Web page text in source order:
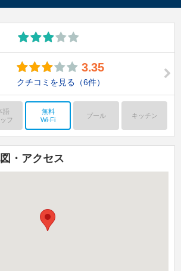
3.35
クチコミを見る （6件）
語
フ
無料
Wi-Fi
プール キッチン
・アクセス